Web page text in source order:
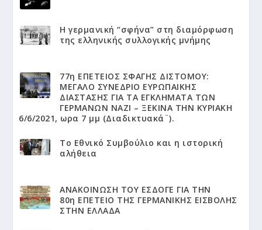
Η γερμανική “σφήνα” στη διαμόρφωση
της ελληνικής συλλογικής μνήμης
77η ΕΠΕΤΕΙΟΣ ΣΦΑΓΗΣ ΔΙΣΤΟΜΟΥ:
ΜΕΓΑΛΟ ΣΥΝΕΔΡΙΟ ΕΥΡΩΠΑΙΚΗΣ
ΔΙΑΣΤΑΣΗΣ ΓΙΑ ΤΑ ΕΓΚΛΗΜΑΤΑ ΤΩΝ
ΓΕΡΜΑΝΩΝ ΝΑΖΙ – ΞΕΚΙΝΑ ΤΗΝ ΚΥΡΙΑΚΗ
6/6/2021, ωρα 7 μμ (Διαδικτυακά¨).
Το Εθνικό Συμβούλιο και η ιστορική
αλήθεια
ΑΝΑΚΟΙΝΩΣΗ ΤΟΥ ΕΣΔΟΓΕ ΓΙΑ ΤΗΝ
80η ΕΠΕΤΕΙΟ ΤΗΣ ΓΕΡΜΑΝΙΚΗΣ ΕΙΣΒΟΛΗΣ
ΣΤΗΝ ΕΛΛΑΔΑ